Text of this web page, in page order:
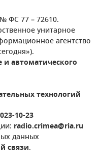
ФС 77 – 72610.
унитарное
агентство
автоматического
технологий
10-23
radio.crimea@ria.ru
данных
связи.